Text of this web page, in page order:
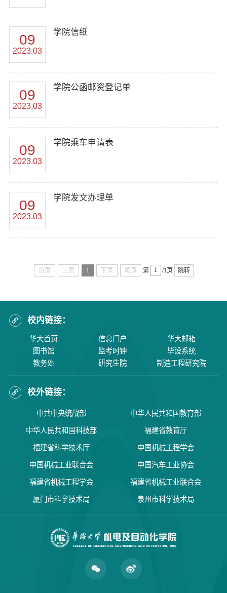
09
2023.03
学院信纸
09
2023.03
学院公函邮资登记单
09
2023.03
学院乘车申请表
09
2023.03
学院发文办理单
首页 上页 1 下页 尾页 第 /1页 跳转
校内链接：
华大首页 信息门户
华大邮箱
图书馆
监考时钟
毕设系统
教务处
研究生院 制造工程研究院
校外链接：
中共中央统战部 中华人民共和国教育部
中华人民共和国科技部 福建省教育厅
福建省科学技术厅 中国机械工程学会
中国机械工业联合会 中国汽车工业协会
福建省机械工程学会 福建省机械工业联合会
厦门市科学技术局 泉州市科学技术局